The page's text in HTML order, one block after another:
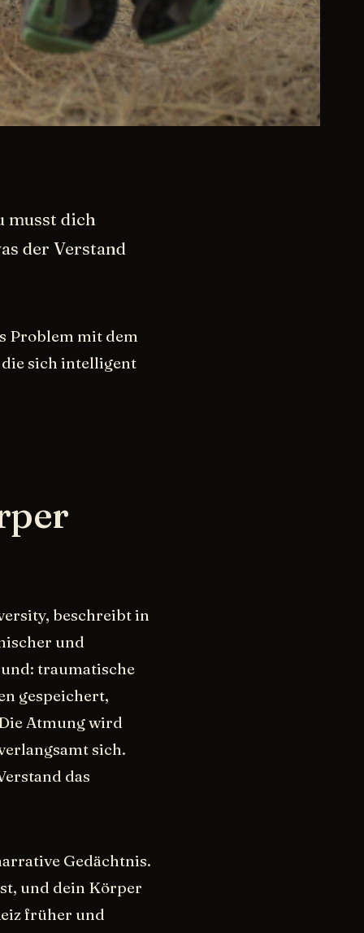
musst dich
der Verstand
Problem mit dem
sich intelligent
beschreibt in
und
traumatische
gespeichert,
Atmung wird
sich.
das
Gedächtnis.
und dein Körper
früher und